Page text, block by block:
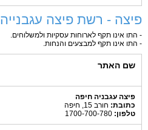
פיצה - רשת פיצה עגבנייה
- התו אינו תקף לארוחות עסקיות ולמשלוחים.
- התו אינו תקף למבצעים והנחות.
שם האתר
פיצה עגבניה חיפה
כתובת: חורב 15, חיפה
טלפון: